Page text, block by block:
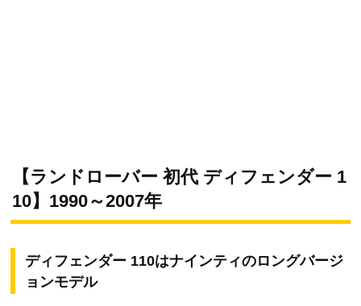
【ランドローバー 初代 ディフェンダー 1
10】1990～2007年
ディフェンダー 110はナインティのロングバージ
ョンモデル